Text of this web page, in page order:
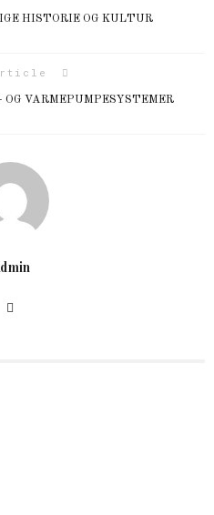
HISTORIE OG KULTUR
VARMEPUMPESYSTEMER